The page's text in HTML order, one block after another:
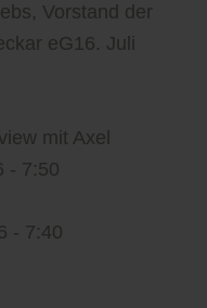
Vorstand der
eG 16. Juli
mit Axel
- 7:50
- 7:40